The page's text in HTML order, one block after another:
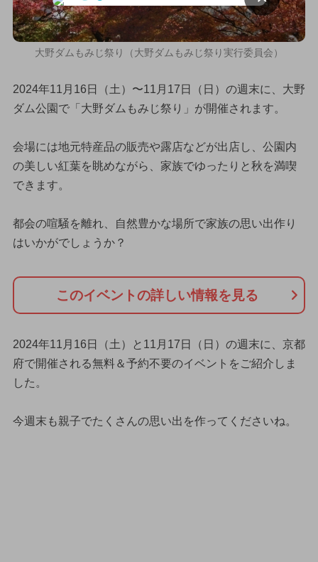
大野ダムもみじ祭り（大野ダムもみじ祭り実行委員会）
2024年11月16日（土）〜11月17日（日）の週末に、大野
ダム公園で「大野ダムもみじ祭り」が開催されます。
会場には地元特産品の販売や露店などが出店し、公園内
の美しい紅葉を眺めながら、家族でゆったりと秋を満喫
できます。
都会の喧騒を離れ、自然豊かな場所で家族の思い出作り
はいかがでしょうか？
このイベントの詳しい情報を見る
2024年11月16日（土）と11月17日（日）の週末に、京都
府で開催される無料＆予約不要のイベントをご紹介しま
した。
今週末も親子でたくさんの思い出を作ってくださいね。